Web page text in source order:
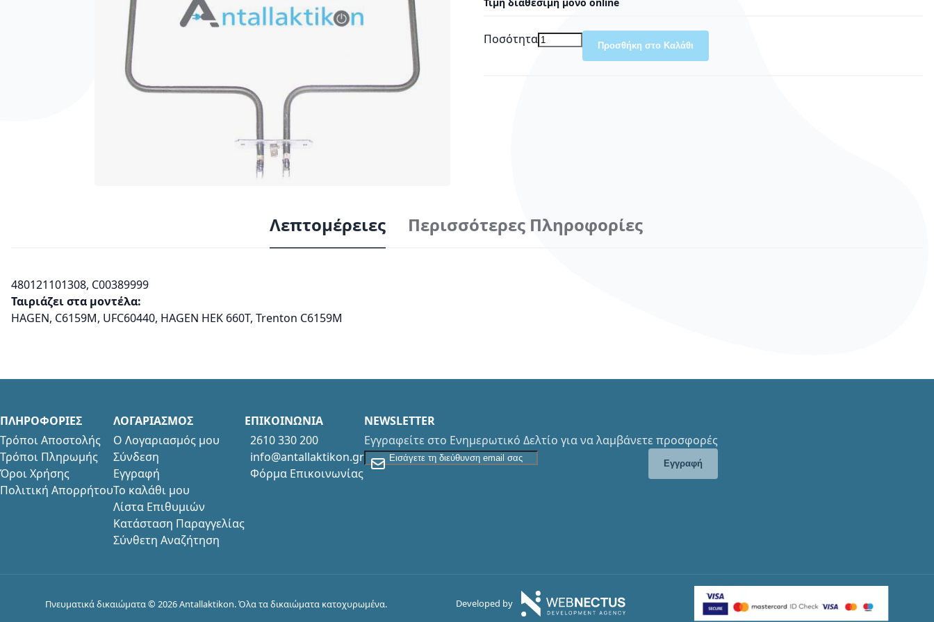
Ποσότητα Προσθήκη στο Καλάθι
Λεπτομέρειες
480121101308, C00389999
Ταιριάζει στα μοντέλα:
HAGEN, C6159M, UFC60440, HAGEN HEK 660T, Trenton C6159M
Περισσότερες Πληροφορίες
ΠΛΗΡΟΦΟΡΙΕΣ
Τρόποι Αποστολής
Τρόποι Πληρωμής
Όροι Χρήσης
Πολιτική Απορρήτου
ΛΟΓΑΡΙΑΣΜΟΣ
Ο Λογαριασμός μου
Σύνδεση
Εγγραφή
Το καλάθι μου
Λίστα Επιθυμιών
Κατάσταση Παραγγελίας
Σύνθετη Αναζήτηση
ΕΠΙΚΟΙΝΩΝΙΑ
2610 330 200
info@antallaktikon.gr
Φόρμα Επικοινωνίας
NEWSLETTER
Εγγραφείτε στο Ενημερωτικό Δελτίο για να λαμβάνετε προσφορές
Εγγραφείτε στο Newsletter
Εγγραφή
Πνευματικά δικαιώματα © 2026 Antallaktikon. Όλα τα δικαιώματα κατοχυρωμένα. Developed by